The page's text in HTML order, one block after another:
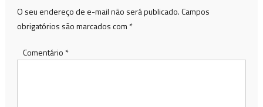
O seu endereço de e-mail não será publicado.Campos
obrigatórios são marcados com *
Comentário *